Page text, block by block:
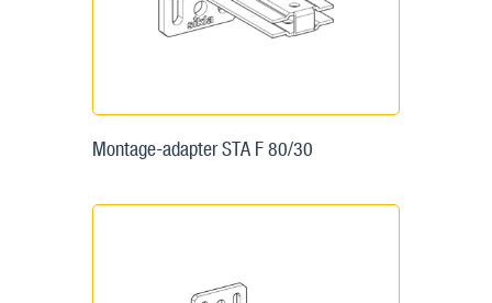
Montage-adapter STA F 80/30